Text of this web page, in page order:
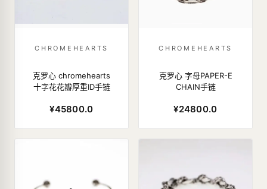
CHROMEHEARTS
克罗心 chromehearts
十字花花瓣厚重ID手链
¥45800.0
CHROMEHEARTS
克罗心 字母PAPER-E
CHAIN手链
¥24800.0